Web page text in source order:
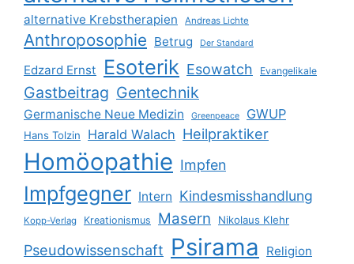
alternative Krebstherapien Andreas Lichte
Anthroposophie Betrug Der Standard
Edzard Ernst Esoterik Esowatch Evangelikale
Gastbeitrag Gentechnik
Germanische Neue Medizin Greenpeace GWUP
Hans Tolzin Harald Walach Heilpraktiker
Homöopathie Impfen
Impfgegner Intern Kindesmisshandlung
Kopp-Verlag Kreationismus Masern Nikolaus Klehr
Pseudowissenschaft Psirama Religion